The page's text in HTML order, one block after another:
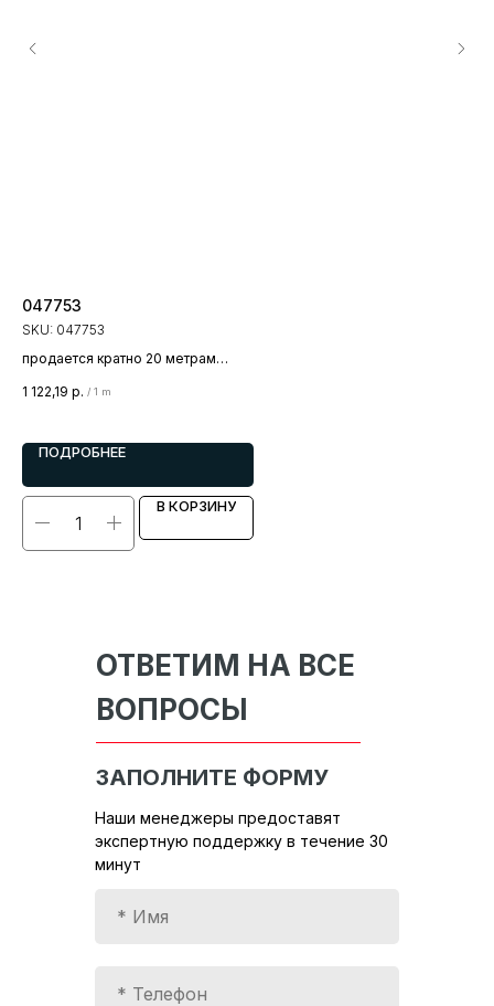
047753
SKU: 047753
продается кратно 20 метрам
1 122,19 р. / 1 m
ПОДРОБНЕЕ
В КОРЗИНУ
ОТВЕТИМ НА ВСЕ
ВОПРОСЫ
Наши менеджеры предоставят
экспертную поддержку в течение 30
минут
ЗАПОЛНИТЕ ФОРМУ